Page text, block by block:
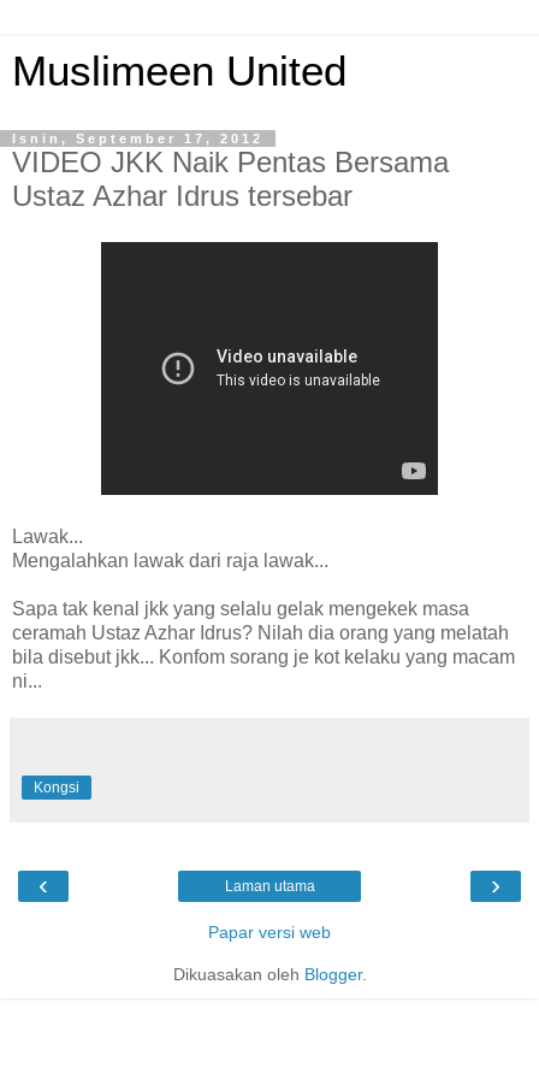
Muslimeen United
Isnin, September 17, 2012
VIDEO JKK Naik Pentas Bersama
Ustaz Azhar Idrus tersebar
Lawak...
Mengalahkan lawak dari raja lawak...
Sapa tak kenal jkk yang selalu gelak mengekek masa
ceramah Ustaz Azhar Idrus? Nilah dia orang yang melatah
bila disebut jkk... Konfom sorang je kot kelaku yang macam
ni...
Kongsi
‹ ›
Laman utama
Papar versi web
Dikuasakan oleh Blogger.